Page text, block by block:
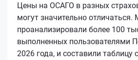
Цены на ОСАГО в разных
могут значительно отличаться.
проанализировали более 100
выполненных пользователями
2026 года, и составили